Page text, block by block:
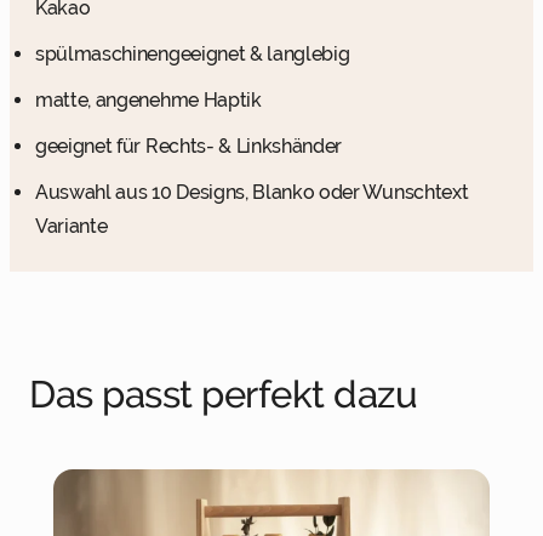
Kakao
spülmaschinengeeignet & langlebig
matte, angenehme Haptik
geeignet für Rechts- & Linkshänder
Auswahl aus 10 Designs, Blanko oder Wunschtext
Variante
Das passt perfekt dazu